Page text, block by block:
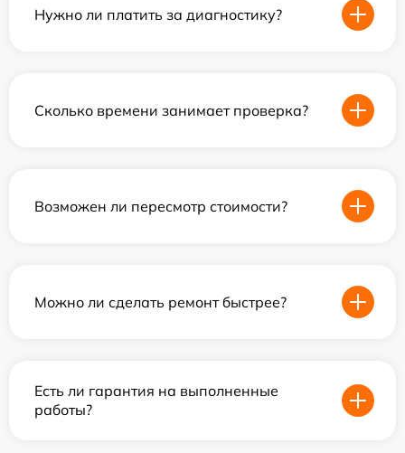
Нужно ли платить за диагностику?
Сколько времени занимает проверка?
Возможен ли пересмотр стоимости?
Можно ли сделать ремонт быстрее?
Есть ли гарантия на выполненные
работы?